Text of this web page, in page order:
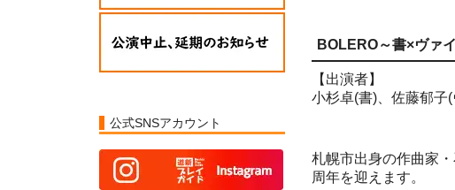
公式SNSアカウント
BOLERO～書×ヴァ
【出演者】
小杉卓(書)、佐藤郁子
札幌市出身の作曲家
周年を迎えます。